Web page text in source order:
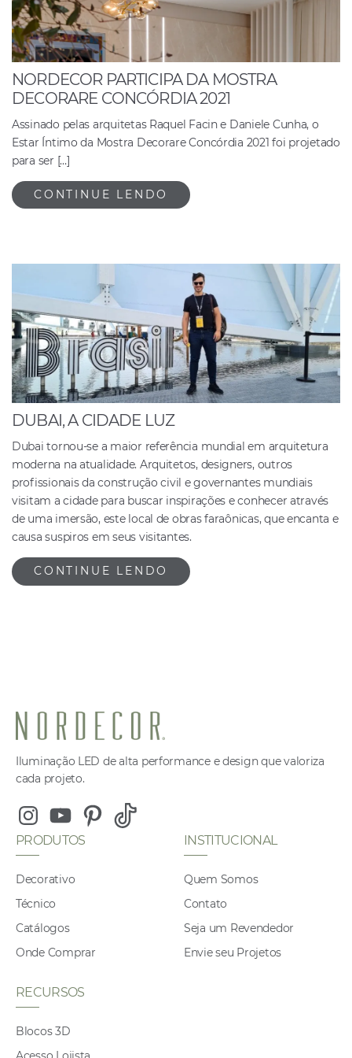
NORDECOR PARTICIPA DA MOSTRA
DECORARE CONCÓRDIA 2021
Assinado pelas arquitetas Raquel Facin e Daniele Cunha, o
Estar Íntimo da Mostra Decorare Concórdia 2021 foi projetado
para ser […]
CONTINUE LENDO
DUBAI, A CIDADE LUZ
Dubai tornou-se a maior referência mundial em arquitetura
moderna na atualidade. Arquitetos, designers, outros
profissionais da construção civil e governantes mundiais
visitam a cidade para buscar inspirações e conhecer através
de uma imersão, este local de obras faraônicas, que encanta e
causa suspiros em seus visitantes.
CONTINUE LENDO
Iluminação LED de alta performance e design que valoriza
cada projeto.
InstagramYoutubePinterest
Tiktok
PRODUTOS
Decorativo
Técnico
Catálogos
Onde Comprar
INSTITUCIONAL
Quem Somos
Contato
Seja um Revendedor
Envie seu Projetos
RECURSOS
Blocos 3D